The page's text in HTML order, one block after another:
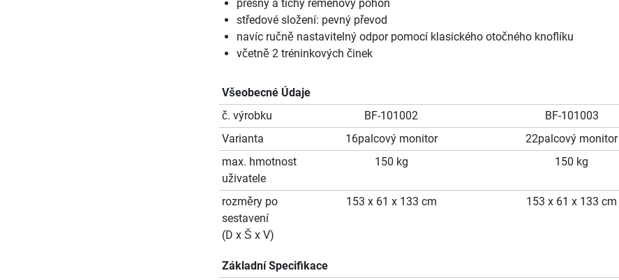
přesný a tichý řemenový pohon
středové složení: pevný převod
navíc ručně nastavitelný odpor pomocí klasického otočného knoflíku
včetně 2 tréninkových činek
Všeobecné Údaje
č. výrobku
BF-101002
BF-101003
Varianta
16palcový monitor
22palcový monitor
max. hmotnost
uživatele
150 kg 150 kg
rozměry po
sestavení
(D x Š x V)
153 x 61 x 133 cm 153 x 61 x 133 cm
Základní Specifikace